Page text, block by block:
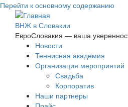
Перейти к основному содержанию
ВНЖ в Словакии
ЕвроСловакия — ваша
Новости
Теннисная академия
Организация мероприятий
Свадьба
Корпоратив
Наши партнеры